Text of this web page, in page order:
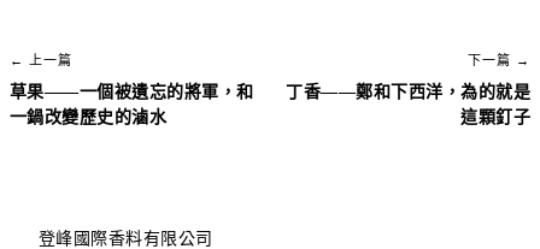
← 上一篇
草果——一個被遺忘的將軍，和
一鍋改變歷史的滷水
下一篇 →
丁香——鄭和下西洋，為的就是
這顆釘子
登峰國際香料有限公司